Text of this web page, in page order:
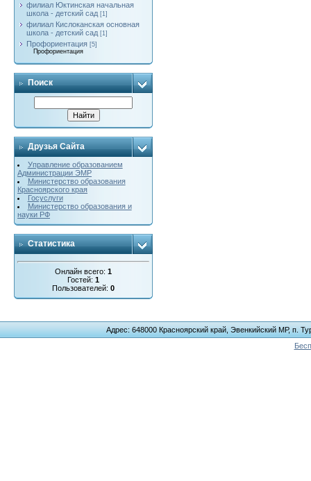
филиал Юктинская начальная
школа - детский сад [1]
филиал Кислоканская основная
школа - детский сад [1]
Профориентация [5]
Профориентация
Поиск
Друзья Сайта
Управление образованием
Администрации ЭМР
Министерство образования
Красноярского края
Госуслуги
Министерство образования и
науки РФ
Статистика
Онлайн всего: 1
Гостей: 1
Пользователей: 0
Адрес: 648000 Красноярский край, Эвенкийский МР, п.